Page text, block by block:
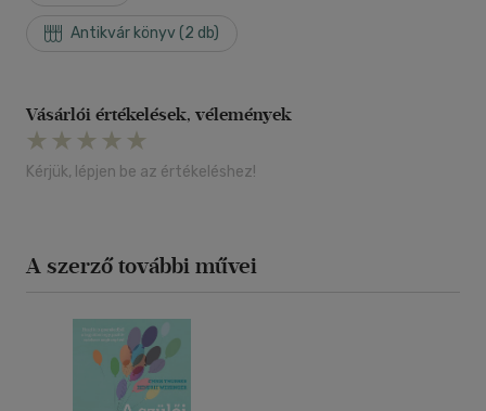
Antikvár könyv (2 db)
Vásárlói értékelések, vélemények
Kérjük, lépjen be az értékeléshez!
A szerző további művei